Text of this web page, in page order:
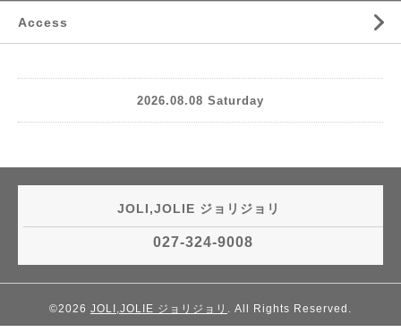
Access
2026.08.08 Saturday
JOLI,JOLIE ジョリジョリ
027-324-9008
©2026 JOLI,JOLIE ジョリジョリ . All Rights Reserved.